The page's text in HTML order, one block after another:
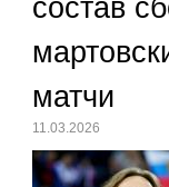
состав
матчи
11.03.2026